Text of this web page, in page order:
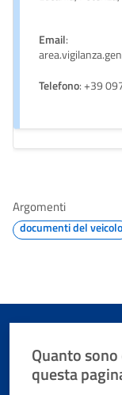
Email:
Telefono: +39
Argomenti
documenti del veicolo
Quanto
questa